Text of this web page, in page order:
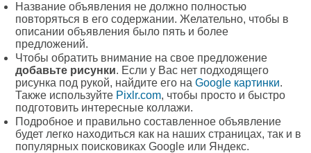
Название объявления не должно полностью
повторяться в его содержании. Желательно, чтобы в
описании объявления было пять и более
предложений.
Чтобы обратить внимание на свое предложение
добавьте рисунки. Если у Вас нет подходящего
рисунка под рукой, найдите его на Google картинки.
Также используйте Pixlr.com, чтобы просто и быстро
подготовить интересные коллажи.
Подробное и правильно составленное объявление
будет легко находиться как на наших страницах, так и в
популярных поисковиках Google или Яндекс.